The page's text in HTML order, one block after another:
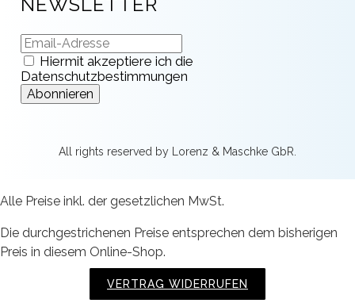
Hiermit akzeptiere ich die
Datenschutzbestimmungen
All rights reserved by Lorenz & Maschke GbR.
Alle Preise inkl. der gesetzlichen MwSt.
Die durchgestrichenen Preise entsprechen dem bisherigen
Preis in diesem Online-Shop.
VERTRAG WIDERRUFEN